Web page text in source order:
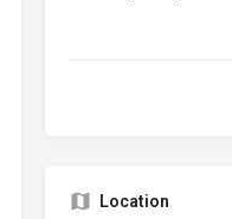
Location